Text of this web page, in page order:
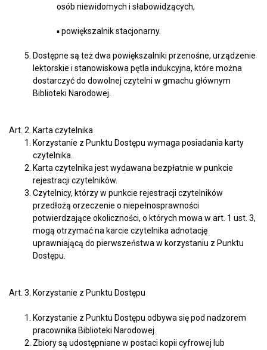
osób niewidomych i słabowidzących,
▪ powiększalnik stacjonarny.
Dostępne są też dwa powiększalniki przenośne, urządzenie
lektorskie i stanowiskowa pętla indukcyjna, które można
dostarczyć do dowolnej czytelni w gmachu głównym
Biblioteki Narodowej.
Art. 2. Karta czytelnika
Korzystanie z Punktu Dostępu wymaga posiadania karty
czytelnika.
Karta czytelnika jest wydawana bezpłatnie w punkcie
rejestracji czytelników.
Czytelnicy, którzy w punkcie rejestracji czytelników
przedłożą orzeczenie o niepełnosprawności
potwierdzające okoliczności, o których mowa w art. 1 ust. 3,
mogą otrzymać na karcie czytelnika adnotację
uprawniającą do pierwszeństwa w korzystaniu z Punktu
Dostępu.
Art. 3. Korzystanie z Punktu Dostępu
Korzystanie z Punktu Dostępu odbywa się pod nadzorem
pracownika Biblioteki Narodowej.
Zbiory są udostępniane w postaci kopii cyfrowej lub